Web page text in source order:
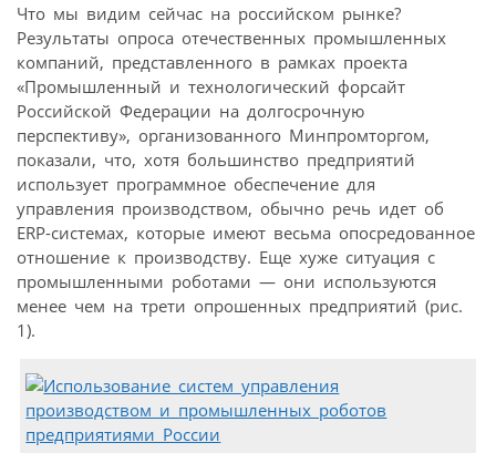
Что мы видим сейчас на российском рынке?
Результаты опроса отечественных промышленных
компаний, представленного в рамках проекта
«Промышленный и технологический форсайт
Российской Федерации на долгосрочную
перспективу», организованного Минпромторгом,
показали, что, хотя большинство предприятий
использует программное обеспечение для
управления производством, обычно речь идет об
ERP-системах, которые имеют весьма опосредованное
отношение к производству. Еще хуже ситуация с
промышленными роботами — они используются
менее чем на трети опрошенных предприятий (рис.
1).